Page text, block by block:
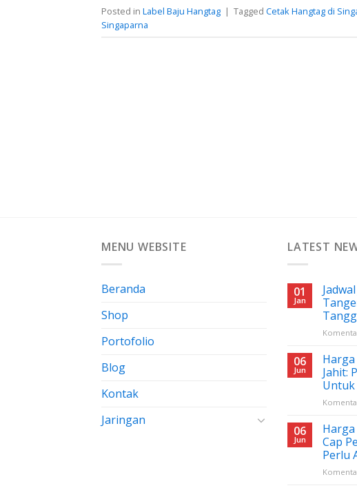
Posted in Label Baju Hangtag | Tagged Cetak Hangtag di
Singaparna
MENU WEBSITE
Beranda
Shop
Portofolio
Blog
Kontak
Jaringan
LATEST
01
Jan
06
Jun
Jahit:
Untuk
06
Jun
Cap
Perlu